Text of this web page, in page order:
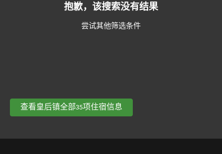
抱歉，该搜索没有结果
尝试其他筛选条件
查看皇后镇全部35项住宿信息